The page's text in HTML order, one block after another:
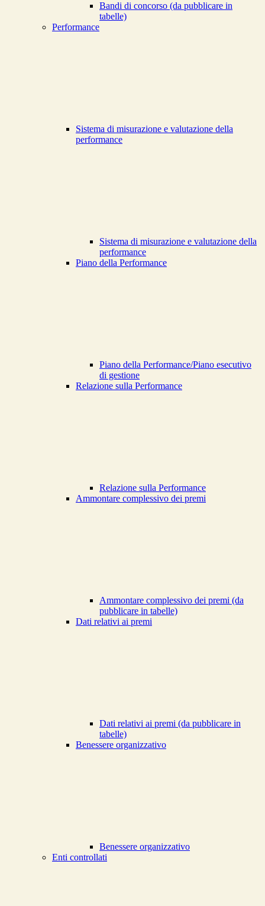
Bandi di concorso (da pubblicare in
tabelle)
Performance
Sistema di misurazione e valutazione della
performance
Sistema di misurazione e valutazione della
performance
Piano della Performance
Piano della Performance/Piano esecutivo
di gestione
Relazione sulla Performance
Relazione sulla Performance
Ammontare complessivo dei premi
Ammontare complessivo dei premi (da
pubblicare in tabelle)
Dati relativi ai premi
Dati relativi ai premi (da pubblicare in
tabelle)
Benessere organizzativo
Benessere organizzativo
Enti controllati